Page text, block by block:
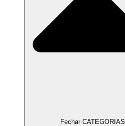
Fechar CATEGORIAS